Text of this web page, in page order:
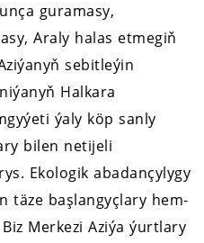
guramasy,
Araly halas etmegiň
sebitleýin
Halkara
ýaly köp sanly
bilen netijeli
Ekologik abadançylygy
täze başlangyçlary hem-
Merkezi Aziýa ýurtlary